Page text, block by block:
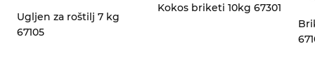
Ugljen za roštilj 7 kg
67105
Kokos briketi 10kg 67301